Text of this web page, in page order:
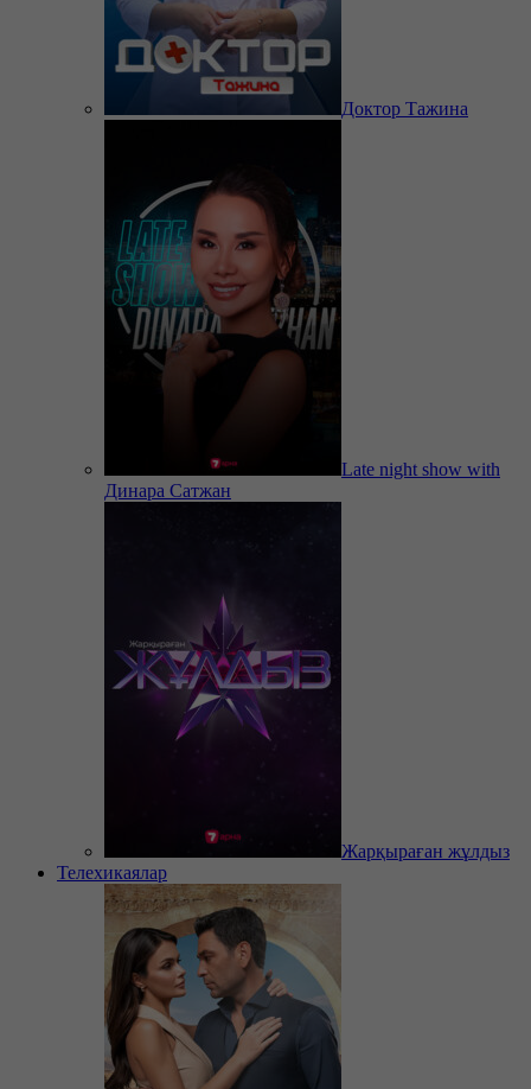
Доктор Тажина
Late night show with
Динара Сатжан
Жарқыраған жұлдыз
Телехикаялар